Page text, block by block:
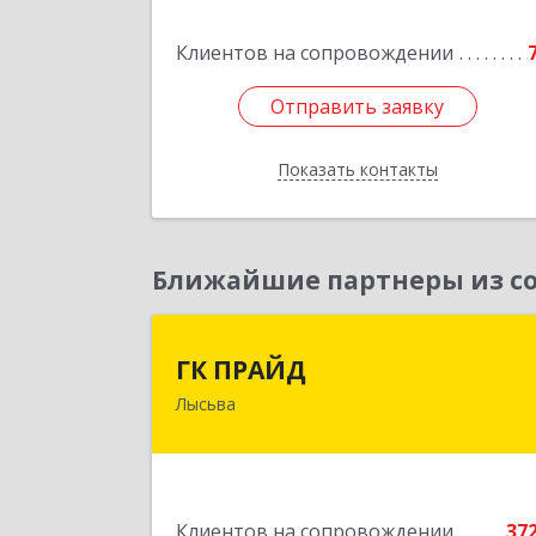
Клиентов на сопровождении
Отправить заявку
Показать контакты
Подробнее
Ближайшие партнеры из
ГК ПРАЙД
Лысьва618909, Пермский край, Лысьва г,